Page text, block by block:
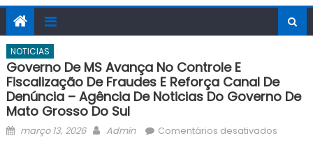
NOTICIAS
Governo De MS Avança No Controle E
Fiscalização De Fraudes E Reforça Canal De
Denúncia – Agência De Noticias Do Governo De
Mato Grosso Do Sul
Posted
março 13, 2026 Author
Admin Comentários desativadosem